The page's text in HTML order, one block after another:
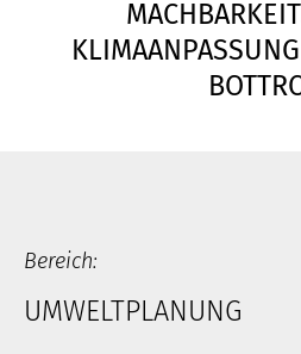
Bereich:
UMWELTPLANUNG